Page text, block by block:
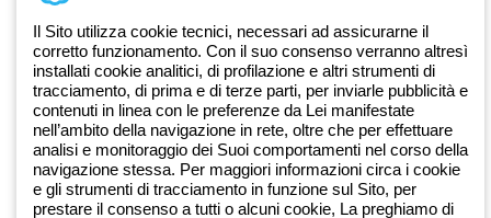
Dal 2025 Beghelli è parte del Gruppo GEWISS, all’interno
dell’ecosistema GEWISS LightZone, dove realizziamo soluzioni di
illuminazione integrate che trasformano la complessità in semplicità,
supportando professionisti e utenti finali nella realizzazione dei loro
bisogni.Scopri di più su GEWISS
Global:IT
Privacy Policy
Il Sito utilizza cookie tecnici, necessari ad assicurarne il
corretto funzionamento. Con il suo consenso verranno altresì
installati cookie analitici, di profilazione e altri strumenti di
tracciamento, di prima e di terze parti, per inviarle pubblicità e
contenuti in linea con le preferenze da Lei manifestate
nell’ambito della navigazione in rete, oltre che per effettuare
analisi e monitoraggio dei Suoi comportamenti nel corso della
navigazione stessa. Per maggiori informazioni circa i cookie
e gli strumenti di tracciamento in funzione sul Sito, per
prestare il consenso a tutti o alcuni cookie, La preghiamo di